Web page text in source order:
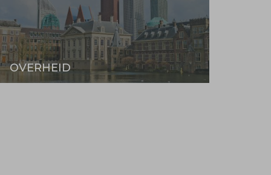
OVERHEID